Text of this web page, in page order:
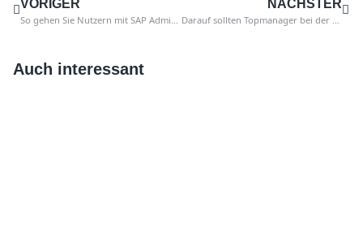
VORIGER
So gehen Sie Nutzern mit SAP Administrationsrechten auf den Grund
NÄCHSTER
Darauf sollten Topmanager bei der SAP Rechnungsprüfung achten
Auch interessant